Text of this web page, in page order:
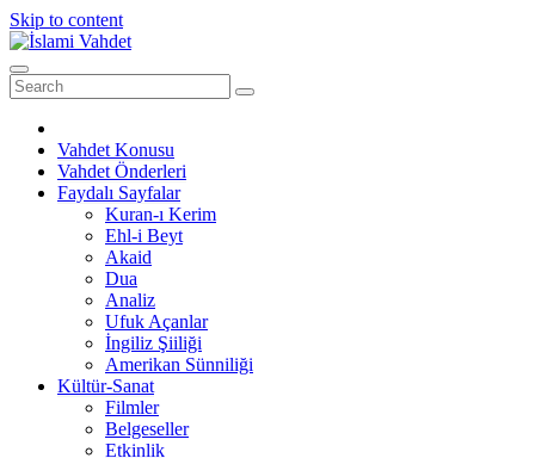
Skip to content
Vahdet Konusu
Vahdet Önderleri
Faydalı Sayfalar
Kuran-ı Kerim
Ehl-i Beyt
Akaid
Dua
Analiz
Ufuk Açanlar
İngiliz Şiiliği
Amerikan Sünniliği
Kültür-Sanat
Filmler
Belgeseller
Etkinlik